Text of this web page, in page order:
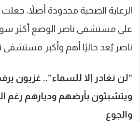
الرعاية الصحية محدودة أصلاً،
على مستشفى ناصر الوضع أكثر
ناصر يُعد حاليًا أهم وأكبر مستشفى
“لن نغادر إلا للسماء”.. غزيون
ويتشبثون بأرضهم وديارهم رغم
والجوع